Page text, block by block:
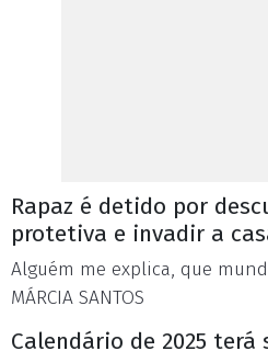
Rapaz é detido por
protetiva e invadir a
Alguém me explica, que
MÁRCIA SANTOS
Calendário de 2025 terá